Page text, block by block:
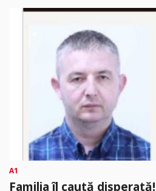
A1
Familia îl caută